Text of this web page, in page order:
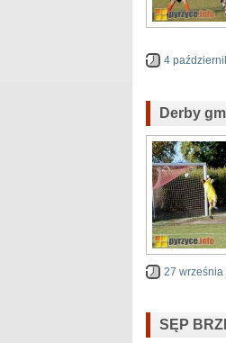
4
Derby
27
SĘP